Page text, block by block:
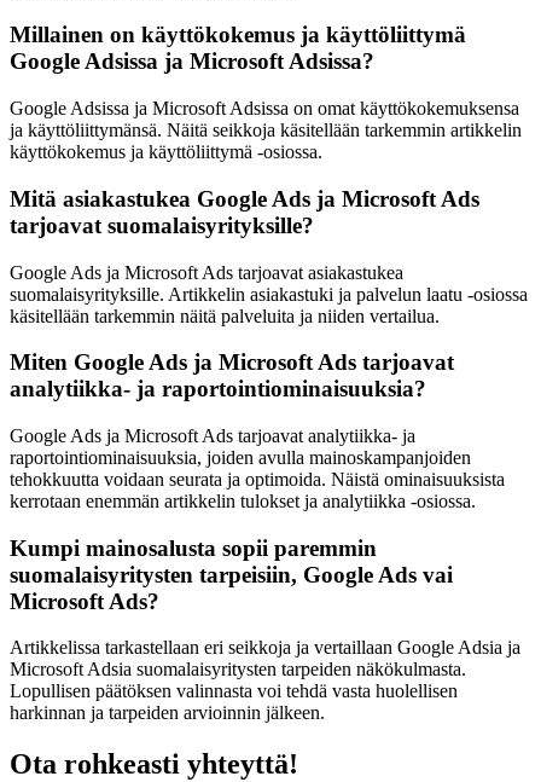
Millainen on käyttökokemus ja käyttöliittymä
Google Adsissa ja Microsoft Adsissa?
Google Adsissa ja Microsoft Adsissa on omat käyttökokemuksensa
ja käyttöliittymänsä. Näitä seikkoja käsitellään tarkemmin artikkelin
käyttökokemus ja käyttöliittymä -osiossa.
Mitä asiakastukea Google Ads ja Microsoft Ads
tarjoavat suomalaisyrityksille?
Google Ads ja Microsoft Ads tarjoavat asiakastukea
suomalaisyrityksille. Artikkelin asiakastuki ja palvelun laatu -osiossa
käsitellään tarkemmin näitä palveluita ja niiden vertailua.
Miten Google Ads ja Microsoft Ads tarjoavat
analytiikka- ja raportointiominaisuuksia?
Google Ads ja Microsoft Ads tarjoavat analytiikka- ja
raportointiominaisuuksia, joiden avulla mainoskampanjoiden
tehokkuutta voidaan seurata ja optimoida. Näistä ominaisuuksista
kerrotaan enemmän artikkelin tulokset ja analytiikka -osiossa.
Kumpi mainosalusta sopii paremmin
suomalaisyritysten tarpeisiin, Google Ads vai
Microsoft Ads?
Artikkelissa tarkastellaan eri seikkoja ja vertaillaan Google Adsia ja
Microsoft Adsia suomalaisyritysten tarpeiden näkökulmasta.
Lopullisen päätöksen valinnasta voi tehdä vasta huolellisen
harkinnan ja tarpeiden arvioinnin jälkeen.
Ota rohkeasti yhteyttä!